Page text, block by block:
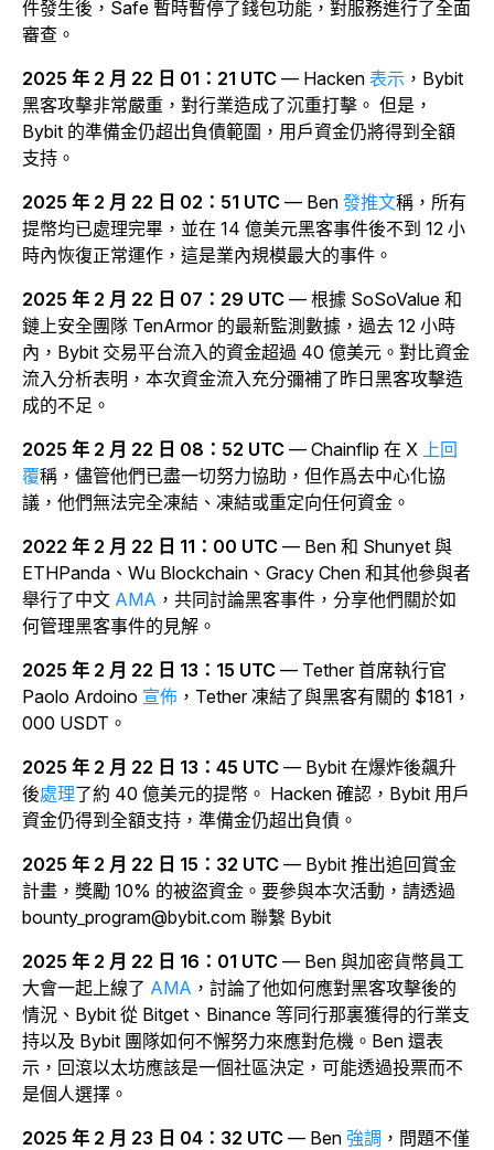
件發生後，Safe 暫時暫停了錢包功能，對服務進行了全面
審查。
2025 年 2 月 22 日 01：21 UTC — Hacken 表示 ，Bybit
黑客攻擊非常嚴重，對行業造成了沉重打擊。 但是，
Bybit 的準備金仍超出負債範圍，用戶資金仍將得到全額
支持。
2025 年 2 月 22 日 02：51 UTC — Ben 發推文稱，所有
提幣均已處理完畢，並在 14 億美元黑客事件後不到 12 小
時內恢復正常運作，這是業內規模最大的事件。
2025 年 2 月 22 日 07：29 UTC — 根據 SoSoValue 和
鏈上安全團隊 TenArmor 的最新監測數據，過去 12 小時
內，Bybit 交易平台流入的資金超過 40 億美元。 對比資金
流入分析表明，本次資金流入充分彌補了昨日黑客攻擊造
成的不足。
2025 年 2 月 22 日 08：52 UTC — Chainflip 在 X 上回
覆稱，儘管他們已盡一切努力協助，但作爲去中心化協
議，他們無法完全凍結、凍結或重定向任何資金。
2022 年 2 月 22 日 11：00 UTC — Ben 和 Shunyet 與
ETHPanda、Wu Blockchain、Gracy Chen 和其他參與者
舉行了中文 AMA ，共同討論黑客事件，分享他們關於如
何管理黑客事件的見解。
2025 年 2 月 22 日 13：15 UTC — Tether 首席執行官
Paolo Ardoino 宣佈 ，Tether 凍結了與黑客有關的 $181，
000 USDT。
2025 年 2 月 22 日 13：45 UTC — Bybit 在爆炸後飆升
後處理了約 40 億美元的提幣。 Hacken 確認，Bybit 用戶
資金仍得到全額支持，準備金仍超出負債。
2025 年 2 月 22 日 15：32 UTC — Bybit 推出追回賞金
計畫，獎勵 10% 的被盜資金。要參與本次活動，請透過
bounty_program@bybit.com 聯繫 Bybit
2025 年 2 月 22 日 16：01 UTC — Ben 與加密貨幣員工
大會一起上線了 AMA ，討論了他如何應對黑客攻擊後的
情況、Bybit 從 Bitget、Binance 等同行那裏獲得的行業支
持以及 Bybit 團隊如何不懈努力來應對危機。Ben 還表
示，回滾以太坊應該是一個社區決定，可能透過投票而不
是個人選擇。
2025 年 2 月 23 日 04：32 UTC — Ben 強調 ，問題不僅